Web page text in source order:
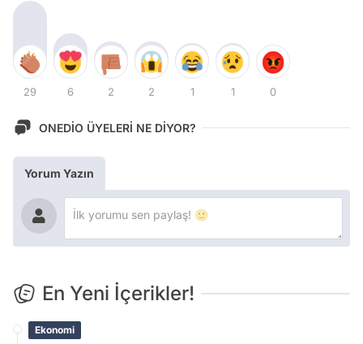
29 6 2 2 1 1 0
ONEDİO ÜYELERİ NE DİYOR?
Yorum Yazın
En Yeni İçerikler!
Ekonomi